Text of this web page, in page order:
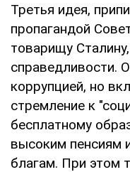
Третья идея,
пропагандой
товарищу
справедливости.
коррупцией, но
стремление к
бесплатному
высоким пенсиям
благам. При этом